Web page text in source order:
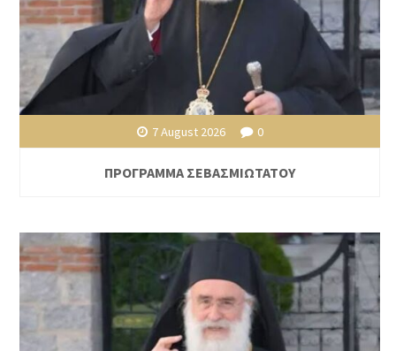
7 August 2026 0
ΠΡΟΓΡΑΜΜΑ ΣΕΒΑΣΜΙΩΤΑΤΟΥ